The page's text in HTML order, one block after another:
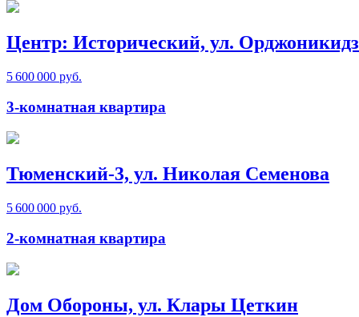
Центр: Исторический, ул.
5 600 000 руб.
3-комнатная квартира
Тюменский-3, ул. Николая Семенова
5 600 000 руб.
2-комнатная квартира
Дом Обороны, ул. Клары Цеткин